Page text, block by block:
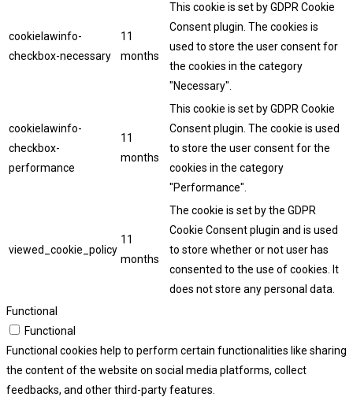
cookielawinfo-
checkbox-necessary
11
months
This cookie is set by GDPR Cookie
Consent plugin. The cookies is
used to store the user consent for
the cookies in the category
"Necessary".
cookielawinfo-
checkbox-
performance
11
months
This cookie is set by GDPR Cookie
Consent plugin. The cookie is used
to store the user consent for the
cookies in the category
"Performance".
viewed_cookie_policy
11
months
The cookie is set by the GDPR
Cookie Consent plugin and is used
to store whether or not user has
consented to the use of cookies. It
does not store any personal data.
Functional
Functional
Functional cookies help to perform certain functionalities like sharing
the content of the website on social media platforms, collect
feedbacks, and other third-party features.